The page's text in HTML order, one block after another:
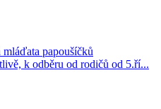
papoušíčků
k odběru od rodičů od 5.ří...